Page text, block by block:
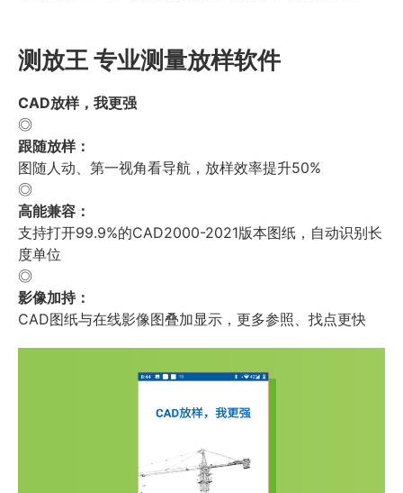
测放王 专业测量放样软件
CAD放样，我更强
◎
跟随放样：
图随人动、第一视角看导航，放样效率提升50%
◎
高能兼容：
支持打开99.9%的CAD2000-2021版本图纸，自动识别长
度单位
◎
影像加持：
CAD图纸与在线影像图叠加显示，更多参照、找点更快